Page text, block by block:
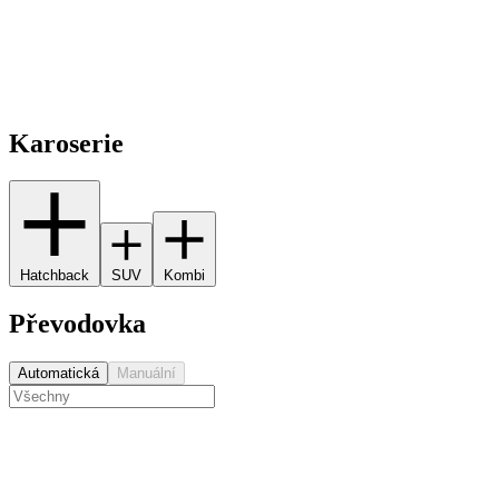
Karoserie
Hatchback SUV Kombi
Převodovka
Automatická Manuální